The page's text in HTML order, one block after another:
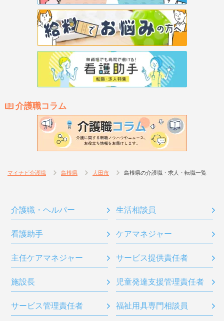
介護職コラム
マイナビ介護職 島根県 大田市 島根県の介護職・求人・転職一覧
介護職・ヘルパー 生活相談員
看護助手 ケアマネジャー
主任ケアマネジャー サービス提供責任者
施設長 児童発達支援管理責任者
サービス管理責任者 福祉用具専門相談員